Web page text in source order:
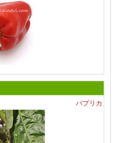
パプリカ